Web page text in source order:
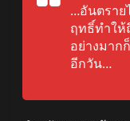
…อันตราย
ฤทธิ์ทำให้
อย่างมาก
อีกวัน…